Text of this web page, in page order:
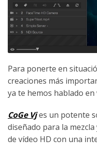
Para ponerte en
creaciones más
ya te hemos hablado en
CoGe Vjes un potente
diseñado para la
de vídeo HD con una